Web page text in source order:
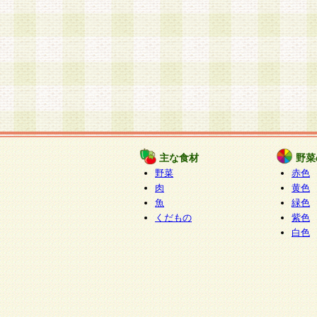
主な食材
野菜
肉
魚
くだもの
野
赤色
黄色
緑色
紫色
白色